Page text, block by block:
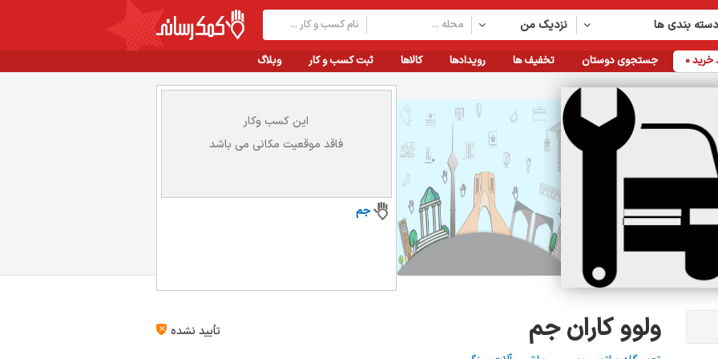
نزدیک من بندی ها
وبلاگ ثبت کسب و کار کالاها رویدادها تخفیف ها جستجوی دوستان خرید0
این کسب وکار
فاقد موقعیت مکانی می باشد
جم
ولوو کاران جم
تأیید نشده